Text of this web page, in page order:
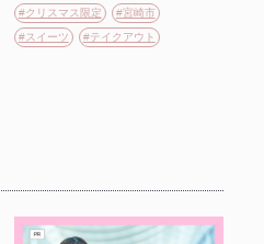
#クリスマス限定
#宮崎市
#スイーツ
#テイクアウト